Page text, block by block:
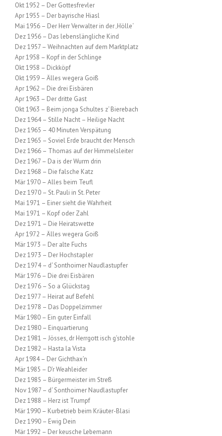
Okt 1952 – Der Gottesfrevler
Apr 1955 – Der bayrische Hiasl
Mai 1956 – Der Herr Verwalter in der ‚Hölle‘
Dez 1956 – Das lebenslängliche Kind
Dez 1957 – Weihnachten auf dem Marktplatz
Apr 1958 – Kopf in der Schlinge
Okt 1958 – Dickköpf
Okt 1959 – Älles wegera Goiß
Apr 1962 – Die drei Eisbären
Apr 1963 – Der dritte Gast
Okt 1963 – Beim jonga Schultes z‘ Bierebach
Dez 1964 – Stille Nacht – Heilige Nacht
Dez 1965 – 40 Minuten Verspätung
Dez 1965 – Soviel Erde braucht der Mensch
Dez 1966 – Thomas auf der Himmelsleiter
Dez 1967 – Da is der Wurm drin
Dez 1968 – Die falsche Katz
Mär 1970 – Alles beim Teufl
Dez 1970 – St. Pauli in St. Peter
Mai 1971 – Einer sieht die Wahrheit
Mai 1971 – Kopf oder Zahl
Dez 1971 – Die Heiratswette
Apr 1972 – Älles wegera Goiß
Mär 1973 – Der alte Fuchs
Dez 1973 – Der Hochstapler
Dez 1974 – d‘ Sonthoimer Naudlastupfer
Mär 1976 – Die drei Eisbären
Dez 1976 – So a Glückstag
Dez 1977 – Heirat auf Befehl
Dez 1978 – Das Doppelzimmer
Mär 1980 – Ein guter Einfall
Dez 1980 – Einquartierung
Dez 1981 – Jösses, dr Herrgott isch g’stohle
Dez 1982 – Hasta la Vista
Apr 1984 – Der Gichthax’n
Mär 1985 – D’r Weahleider
Dez 1985 – Bürgermeister im Streß
Nov 1987 – d‘ Sonthoimer Naudlastupfer
Dez 1988 – Herz ist Trumpf
Mär 1990 – Kurbetrieb beim Kräuter-Blasi
Dez 1990 – Ewig Dein
Mär 1992 – Der keusche Lebemann